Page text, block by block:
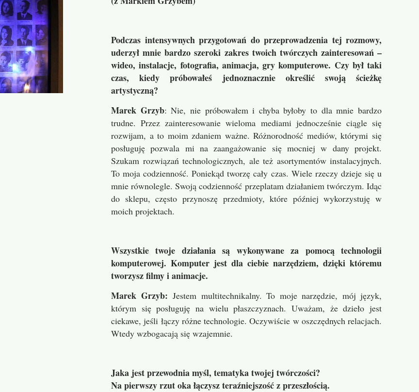
(ze Svetlaną Biletnicovą)
i błędach (Katarzyna Laskus)
świadomości (z Wojciechem Kubickim)
obraz miasta) (Katarzyna Laskus)
projektu Portfolio jako archiwum (Katarzyna Laskus)
(z Jadwigą Girsa-Zimny)
i obfitości (z Pawłem Jasińskim)
rodzinnej (Katarzyna Laskus)
(z Patrycją Basińską)
i akceptacji (z Elą Drewniak)
(Katarzyna Laskus)
Kolekcja - Grzebień
Kolekcja fotografii bez właściwości
Roztocze
Podczas intensywnych przygotowań do przeprowadzenia tej rozmowy,
uderzył mnie bardzo szeroki zakres twoich twórczych zainteresowań –
wideo, instalacje, fotografia, animacja, gry komputerowe. Czy był taki
czas, kiedy próbowałeś jednoznacznie określić swoją ścieżkę
artystyczną?
Marek Grzyb: Nie, nie próbowałem i chyba byłoby to dla mnie bardzo
trudne. Przez zainteresowanie wieloma mediami jednocześnie ciągle się
rozwijam, a to moim zdaniem ważne. Różnorodność mediów, którymi się
posługuję pozwala mi na zaangażowanie się mocniej w dany projekt.
Szukam rozwiązań technologicznych, ale też asortymentów instalacyjnych.
To moja codzienność. Poniekąd tworzę cały czas. Wiele rzeczy dzieje się u
mnie równolegle. Swoją codzienność przeplatam działaniem twórczym. Idąc
do sklepu, często przynoszę przedmioty, które później wykorzystuję w
moich projektach.
Wszystkie twoje działania są wykonywane za pomocą technologii
komputerowej. Komputer jest dla ciebie narzędziem, dzięki któremu
tworzysz filmy i animacje.
Marek Grzyb: Jestem multitechnikalny. To moje narzędzie, mój język,
którym się posługuję na wielu płaszczyznach. Uważam, że dzieło jest
ciekawe, jeśli łączy różne technologie. Oczywiście w oszczędnych relacjach.
Wtedy wzbogacają się wzajemnie.
Jaka jest przewodnia myśl, tematyka twojej twórczości?
Na pierwszy rzut oka łączysz teraźniejszość z przeszłością.